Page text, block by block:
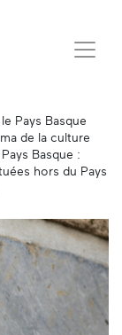
Pays Basque
de la culture
Basque :
hors du Pays